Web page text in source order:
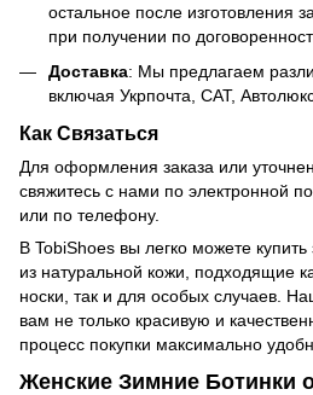
остальное после изготовления
при получении по
Доставка: Мы предлагаем
включая Укрпочта, САТ,
Как Связаться
Для оформления заказа или
свяжитесь с нами по электронной
или по телефону.
В TobiShoes вы легко можете
из натуральной кожи, подходящие
носки, так и для особых случаев.
вам не только красивую и
процесс покупки максимально
Женские Зимние Ботинки